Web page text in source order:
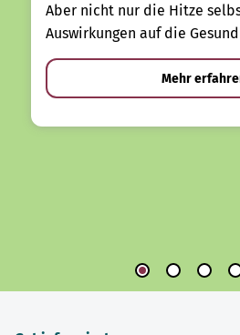
Aber nicht nur die Hitze
Auswirkungen auf die
Mehr